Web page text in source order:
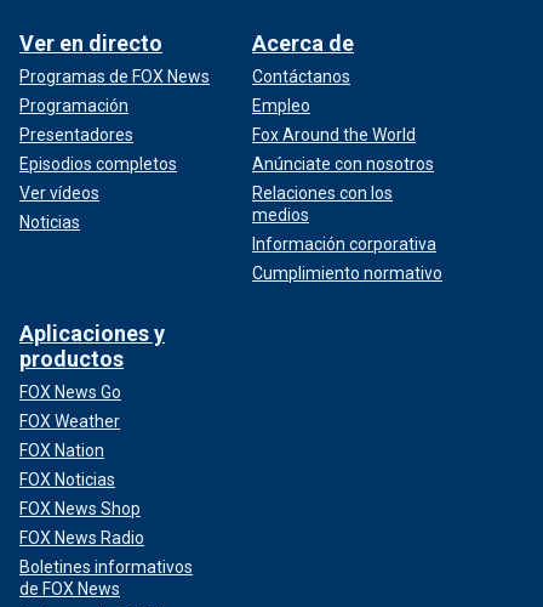
Ver en directo
Programas de FOX News
Programación
Presentadores
Episodios completos
Ver vídeos
Noticias
Acerca de
Contáctanos
Empleo
Fox Around the World
Anúnciate con nosotros
Relaciones con los
medios
Información corporativa
Cumplimiento normativo
Aplicaciones y
productos
FOX News Go
FOX Weather
FOX Nation
FOX Noticias
FOX News Shop
FOX News Radio
Boletines informativos
de FOX News